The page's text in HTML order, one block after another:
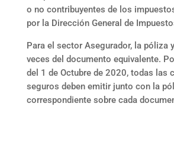
o no contribuyentes de los
por la Dirección General de
Para el sector Asegurador, la póliza
veces del documento equivalente.
del 1 de Octubre de 2020, todas las
seguros deben emitir junto con la
correspondiente sobre cada